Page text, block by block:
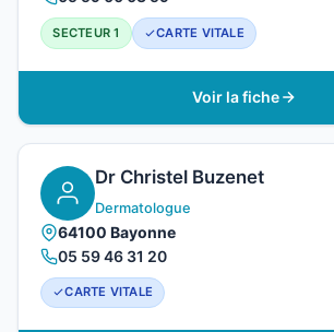
SECTEUR 1 CARTE VITALE
Voir la fiche
Dr Christel Buzenet
Dermatologue
64100 Bayonne
05 59 46 31 20
CARTE VITALE